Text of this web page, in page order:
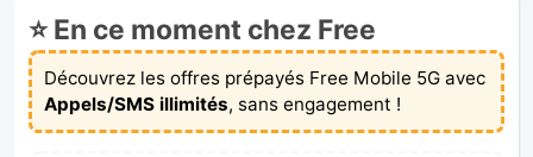
⭐ En ce moment chez Free
Découvrez les offres prépayés Free Mobile 5G avec
Appels/SMS illimités, sans engagement !